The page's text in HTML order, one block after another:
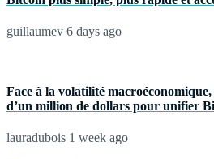
guillaumev 6 days ago
Face à la volatilité
d’un million de dollars pour unifier
lauradubois 1 week ago